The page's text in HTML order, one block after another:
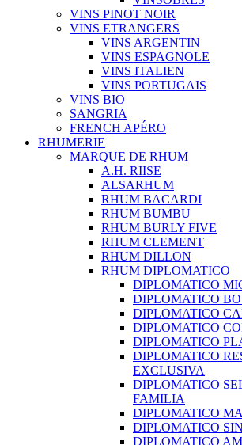
VINS PINOT NOIR
VINS ETRANGERS
VINS ARGENTIN
VINS ESPAGNOLE
VINS ITALIEN
VINS PORTUGAIS
VINS BIO
SANGRIA
FRENCH APÉRO
RHUMERIE
MARQUE DE RHUM
A.H. RIISE
ALSARHUM
RHUM BACARDI
RHUM BUMBU
RHUM BURLY FIVE
RHUM CLEMENT
RHUM DILLON
RHUM DIPLOMATICO
DIPLOMATICO
DIPLOMATICO
DIPLOMATICO
DIPLOMATICO
DIPLOMATICO
DIPLOMATICO
EXCLUSIVA
DIPLOMATICO
FAMILIA
DIPLOMATICO
DIPLOMATICO
DIPLOMATICO